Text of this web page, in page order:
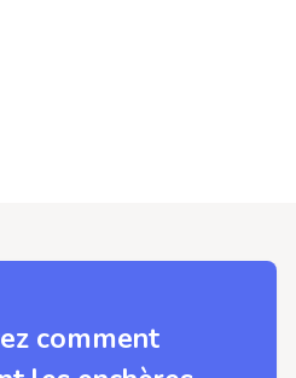
comment